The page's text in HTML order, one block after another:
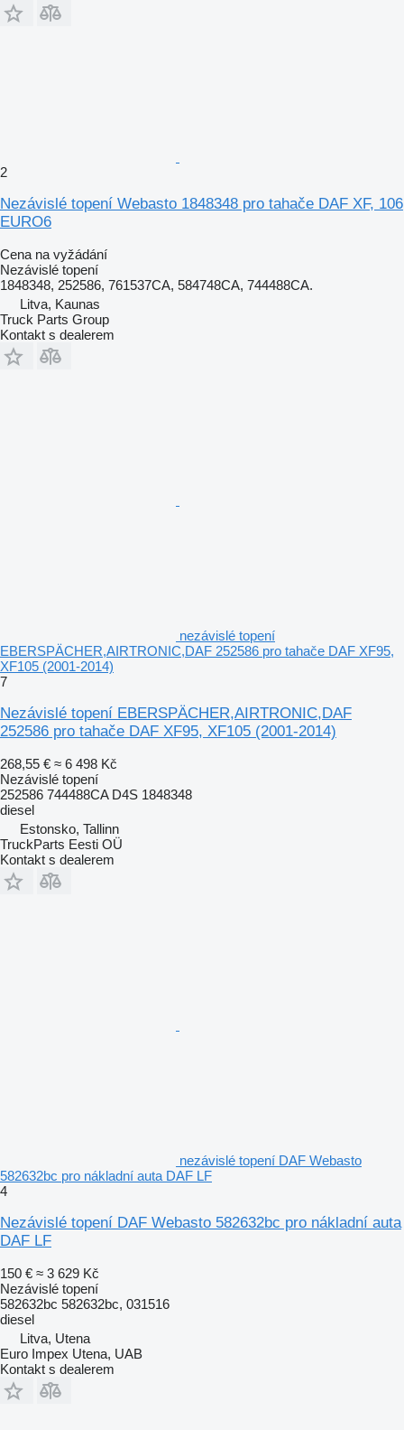
2
Nezávislé topení Webasto 1848348 pro tahače DAF XF, 106
EURO6
Cena na vyžádání
Nezávislé topení
1848348, 252586, 761537CA, 584748CA, 744488CA.
Litva, Kaunas
Truck Parts Group
Kontakt s dealerem
nezávislé topení
EBERSPÄCHER,AIRTRONIC,DAF 252586 pro tahače DAF XF95,
XF105 (2001-2014)
7
Nezávislé topení EBERSPÄCHER,AIRTRONIC,DAF
252586 pro tahače DAF XF95, XF105 (2001-2014)
268,55 € ≈ 6 498 Kč
Nezávislé topení
252586 744488CA D4S 1848348
diesel
Estonsko, Tallinn
TruckParts Eesti OÜ
Kontakt s dealerem
nezávislé topení DAF Webasto
582632bc pro nákladní auta DAF LF
4
Nezávislé topení DAF Webasto 582632bc pro nákladní auta
DAF LF
150 € ≈ 3 629 Kč
Nezávislé topení
582632bc 582632bc, 031516
diesel
Litva, Utena
Euro Impex Utena, UAB
Kontakt s dealerem